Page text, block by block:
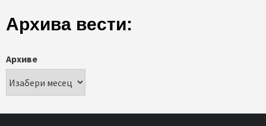
Архива вести:
Архиве